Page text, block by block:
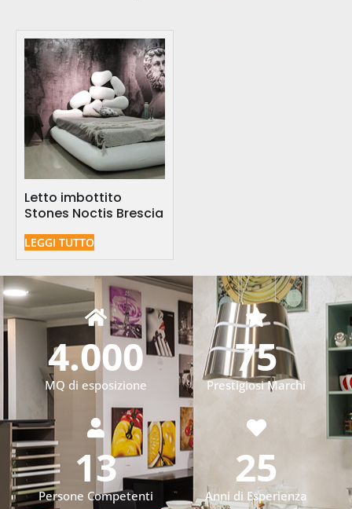
Letto imbottito
Stones Noctis Brescia
LEGGI TUTTO
MQ di esposizione
4.000
Prestigiosi Marchi
75
Persone Competenti
13
Anni di Esperienza
25